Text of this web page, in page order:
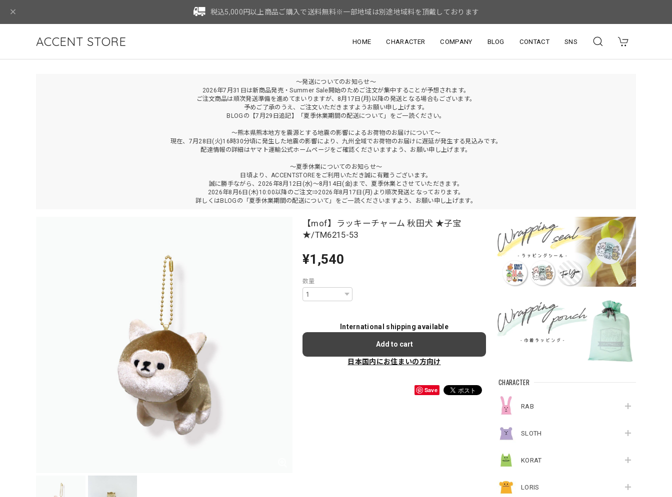
税込5,000円以上商品ご購入で送料無料※一部地域は別途地域料を頂戴しております
ACCENT STORE HOME CHARACTER COMPANY BLOG CONTACT SNS
～発送についてのお知らせ～
2026年7月31日は新商品発売・Summer Sale開始のためご注文が集中することが予想されます。
ご注文商品は順次発送準備を進めてまいりますが、8月17日(月)以降の発送となる場合もございます。
予めご了承のうえ、ご注文いただきますようお願い申し上げます。
BLOGの【7月29日追記】「夏季休業期間の配送について」をご一読ください。
～熊本県熊本地方を震源とする地震の影響によるお荷物のお届けについて～
現在、7月28日(火)16時30分頃に発生した地震の影響により、九州全域でお荷物のお届けに遅延が発生する見込みです。
配達情報の詳細はヤマト運輸公式ホームページをご確認くださいますよう、お願い申し上げます。
～夏季休業についてのお知らせ～
日頃より、ACCENTSTOREをご利用いただき誠に有難うございます。
誠に勝手ながら、2026年8月12日(水)～8月14日(金)まで、夏季休業とさせていただきます。
2026年8月6日(木)10:00以降のご注文⇒2026年8月17日(月)より順次発送となっております。
詳しくはBLOGの「夏季休業期間の配送について」をご一読くださいますよう、お願い申し上げます。
CHARACTER
RAB
SLOTH
KORAT
LORIS
【mof】ラッキーチャーム 秋田犬 ★子宝
★/TM6215-53
¥1,540
数量
International shipping available
Add to cart
日本国内にお住まいの方向け
Save